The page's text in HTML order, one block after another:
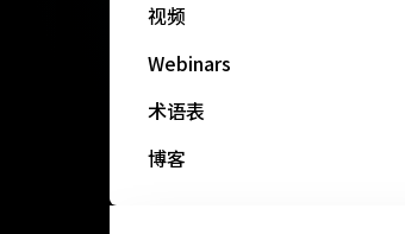
视频
Webinars
术语表
博客